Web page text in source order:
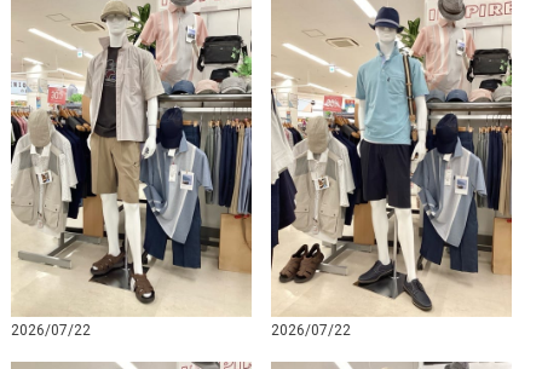
2026/07/22 2026/07/22